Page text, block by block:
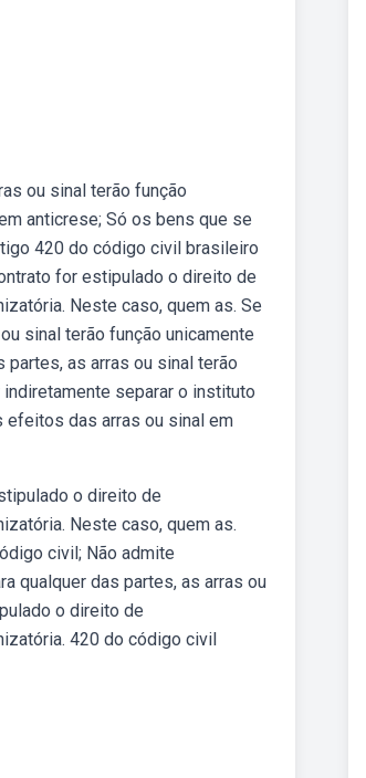
ou sinal terão função
anticrese; Só os bens que se
420 do código civil brasileiro
for estipulado o direito de
Neste caso, quem as. Se
sinal terão função unicamente
as arras ou sinal terão
separar o instituto
efeitos das arras ou sinal em
o direito de
Neste caso, quem as.
civil; Não admite
qualquer das partes, as arras ou
o direito de
420 do código civil